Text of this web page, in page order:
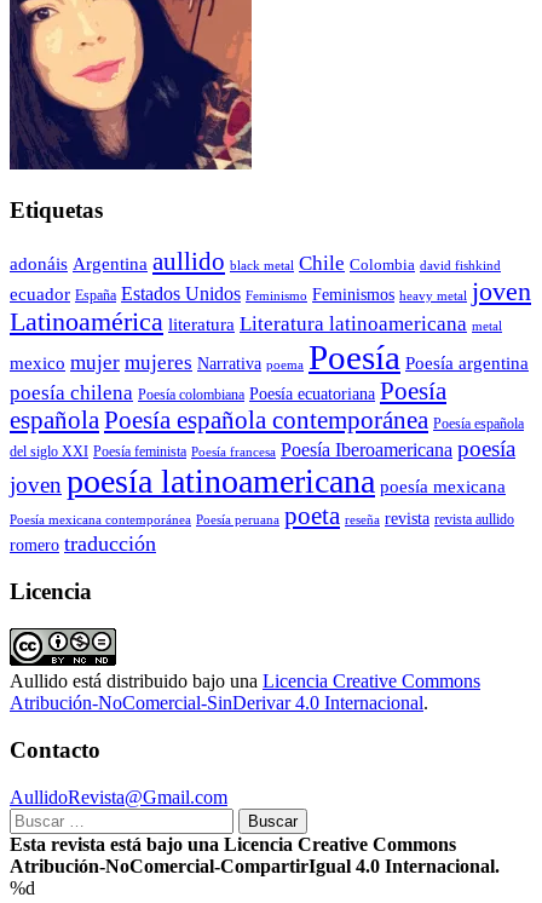
Etiquetas
adonáis Argentina aullido black metal Chile Colombia david fishkind
ecuador España Estados Unidos Feminismo Feminismos heavy metal joven
Latinoamérica literatura Literatura latinoamericana metal
mexico mujer mujeres Narrativa poema Poesía Poesía argentina
poesía chilena Poesía colombiana Poesía ecuatoriana Poesía
española Poesía española contemporánea Poesía española
del siglo XXI Poesía feminista Poesía francesa Poesía Iberoamericana poesía
joven poesía latinoamericana poesía mexicana
Poesía mexicana contemporánea Poesía peruana poeta reseña revista revista aullido
romero traducción
Licencia
Aullido está distribuido bajo una Licencia Creative Commons
Atribución-NoComercial-SinDerivar 4.0 Internacional.
Contacto
AullidoRevista@Gmail.com
Buscar:
Esta revista está bajo una Licencia Creative Commons
Atribución-NoComercial-CompartirIgual 4.0 Internacional.
%d